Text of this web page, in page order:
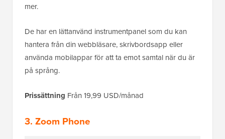
mer.
De har en lättanvänd instrumentpanel som du kan
hantera från din webbläsare, skrivbordsapp eller
använda mobilappar för att ta emot samtal när du är
på språng.
Prissättning Från 19,99 USD/månad
3. Zoom Phone